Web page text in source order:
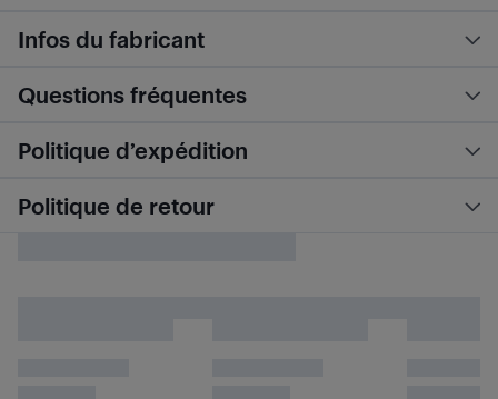
Infos du fabricant
Questions fréquentes
Politique d’expédition
Politique de retour